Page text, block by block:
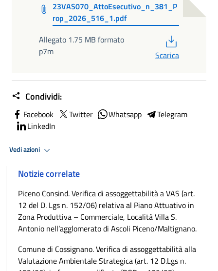
23VAS070_AttoEsecutivo_n_381_P
rop_2026_516_1.pdf
Allegato 1.75 MB formato
p7m
Scarica
Condividi:
Facebook Twitter Whatsapp
Telegram
LinkedIn
Vedi azioni
Notizie correlate
Piceno Consind. Verifica di assoggettabilità a VAS (art.
12 del D. Lgs n. 152/06) relativa al Piano Attuativo in
Zona Produttiva – Commerciale, Località Villa S.
Antonio nell’agglomerato di Ascoli Piceno/Maltignano.
Comune di Cossignano. Verifica di assoggettabilità alla
Valutazione Ambientale Strategica (art. 12 D.Lgs n.